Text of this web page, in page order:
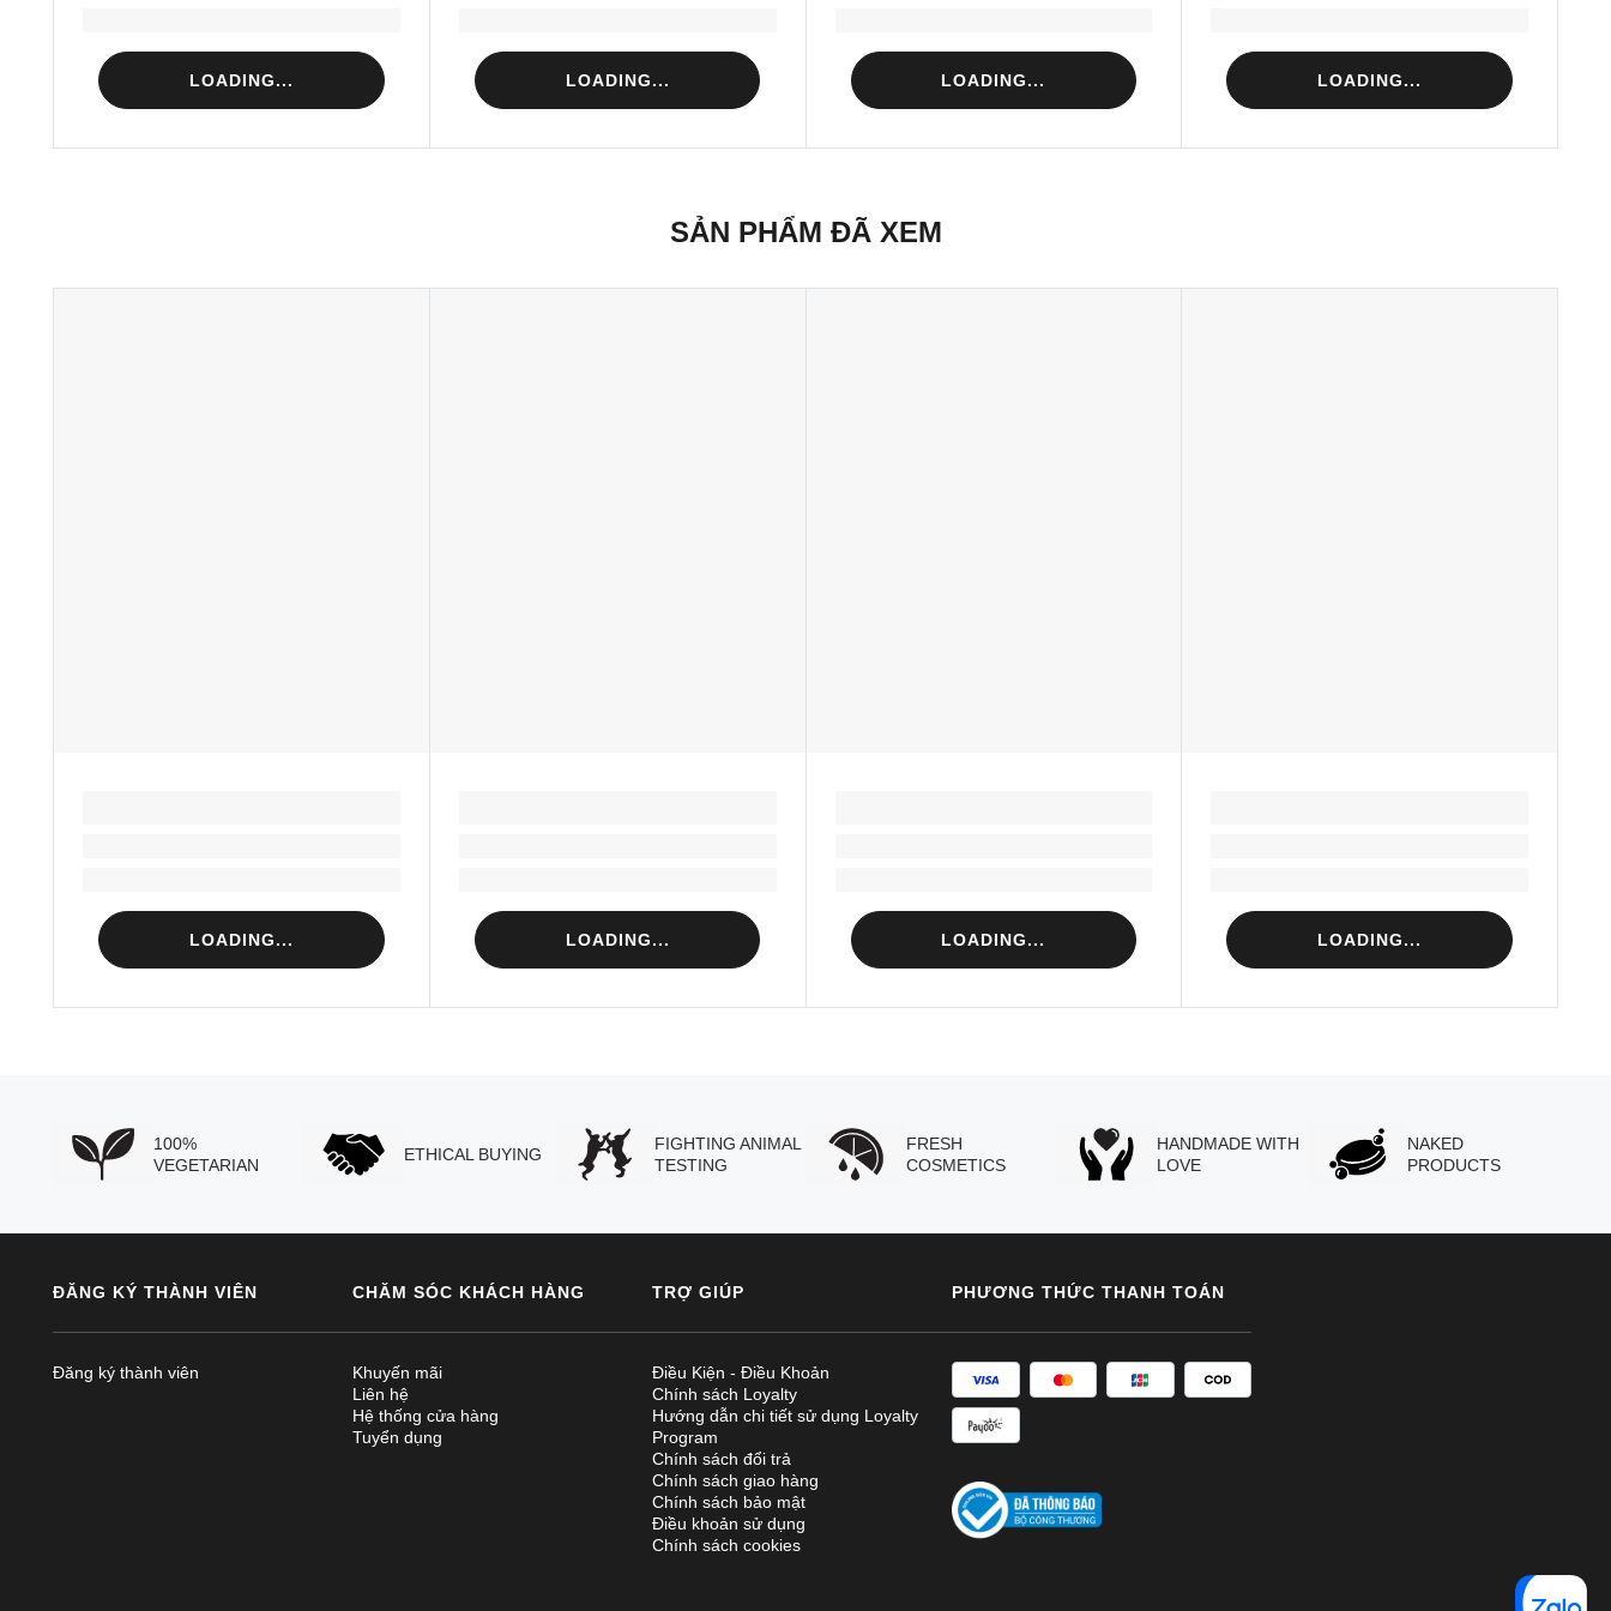
LOADING... LOADING... LOADING... LOADING...
SẢN PHẨM ĐÃ XEM
LOADING... LOADING... LOADING... LOADING...
100%
VEGETARIAN
ETHICAL BUYING
FIGHTING ANIMAL
TESTING
FRESH
COSMETICS
HANDMADE WITH
LOVE
NAKED
PRODUCTS
ĐĂNG KÝ THÀNH VIÊN
Đăng ký thành viên
CHĂM SÓC KHÁCH HÀNG
Khuyến mãi
Liên hệ
Hệ thống cửa hàng
Tuyển dụng
TRỢ GIÚP
Điều Kiện - Điều Khoản
Chính sách Loyalty
Hướng dẫn chi tiết sử dụng Loyalty
Program
Chính sách đổi trả
Chính sách giao hàng
Chính sách bảo mật
Điều khoản sử dụng
Chính sách cookies
PHƯƠNG THỨC THANH TOÁN